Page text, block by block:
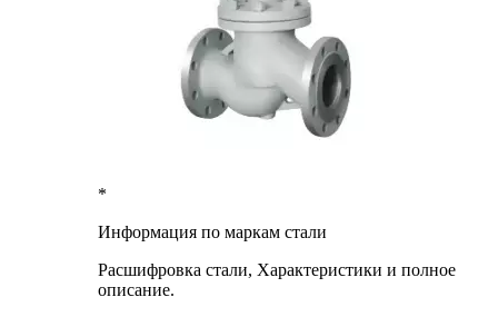
*
Информация по маркам стали
Расшифровка стали, Характеристики и полное
описание.